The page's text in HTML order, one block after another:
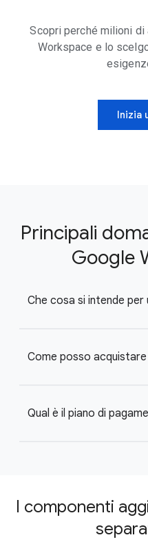
Scopri perché milioni
Workspace e lo
Inizia
Principali
Google
Che cosa si intende per
Come posso
Qual è il piano di
I componenti